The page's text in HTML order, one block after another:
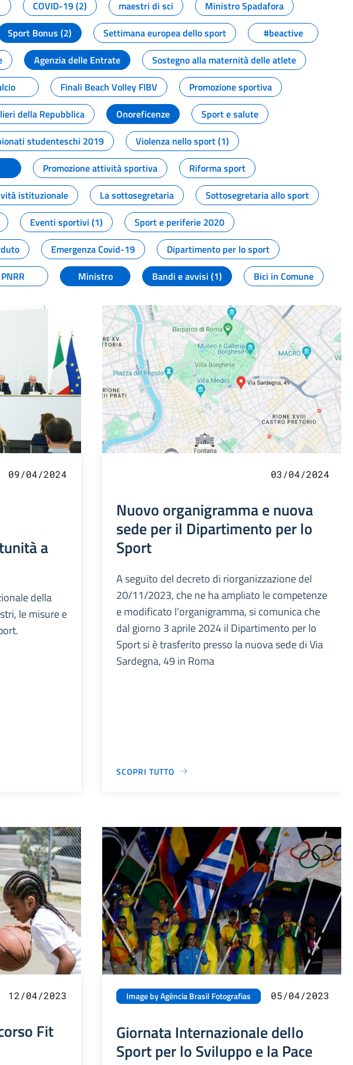
COVID-19 (2) maestri di sci
Ministro Spadafora
Sport Bonus (2) Settimana europea dello sport
#beactive
Agenzia delle Entrate
Sostegno alla maternità delle atlete
Finali Beach Volley FIBV
Promozione sportiva
della Repubblica Onoreficenze
Sport e salute
studenteschi 2019
Violenza nello sport (1)
Promozione attività sportiva
Riforma sport
istituzionale La sottosegretaria
Sottosegretaria allo sport
Eventi sportivi (1)
Sport e periferie 2020
Emergenza Covid-19
Dipartimento per lo sport
PNRR Ministro Bandi e avvisi (1) Bici in Comune
09/04/2024
a
della
le misure e
03/04/2024
Nuovo organigramma e nuova
sede per il Dipartimento per lo
Sport
A seguito del decreto di riorganizzazione del
20/11/2023, che ne ha ampliato le competenze
e modificato l’organigramma, si comunica che
dal giorno 3 aprile 2024 il Dipartimento per lo
Sport si è trasferito presso la nuova sede di Via
Sardegna, 49 in Roma
SCOPRI TUTTO
12/04/2023
Fit
Image by Agência Brasil Fotografias 05/04/2023
Giornata Internazionale dello
Sport per lo Sviluppo e la Pace